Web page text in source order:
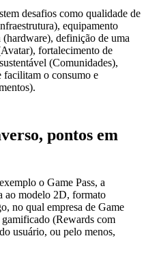
desafios como qualidade de
equipamento
definição de uma
fortalecimento de
(Comunidades),
facilitam o consumo e
pontos em
o Game Pass, a
ao modelo 2D, formato
no qual empresa de Game
(Rewards com
usuário, ou pelo menos,